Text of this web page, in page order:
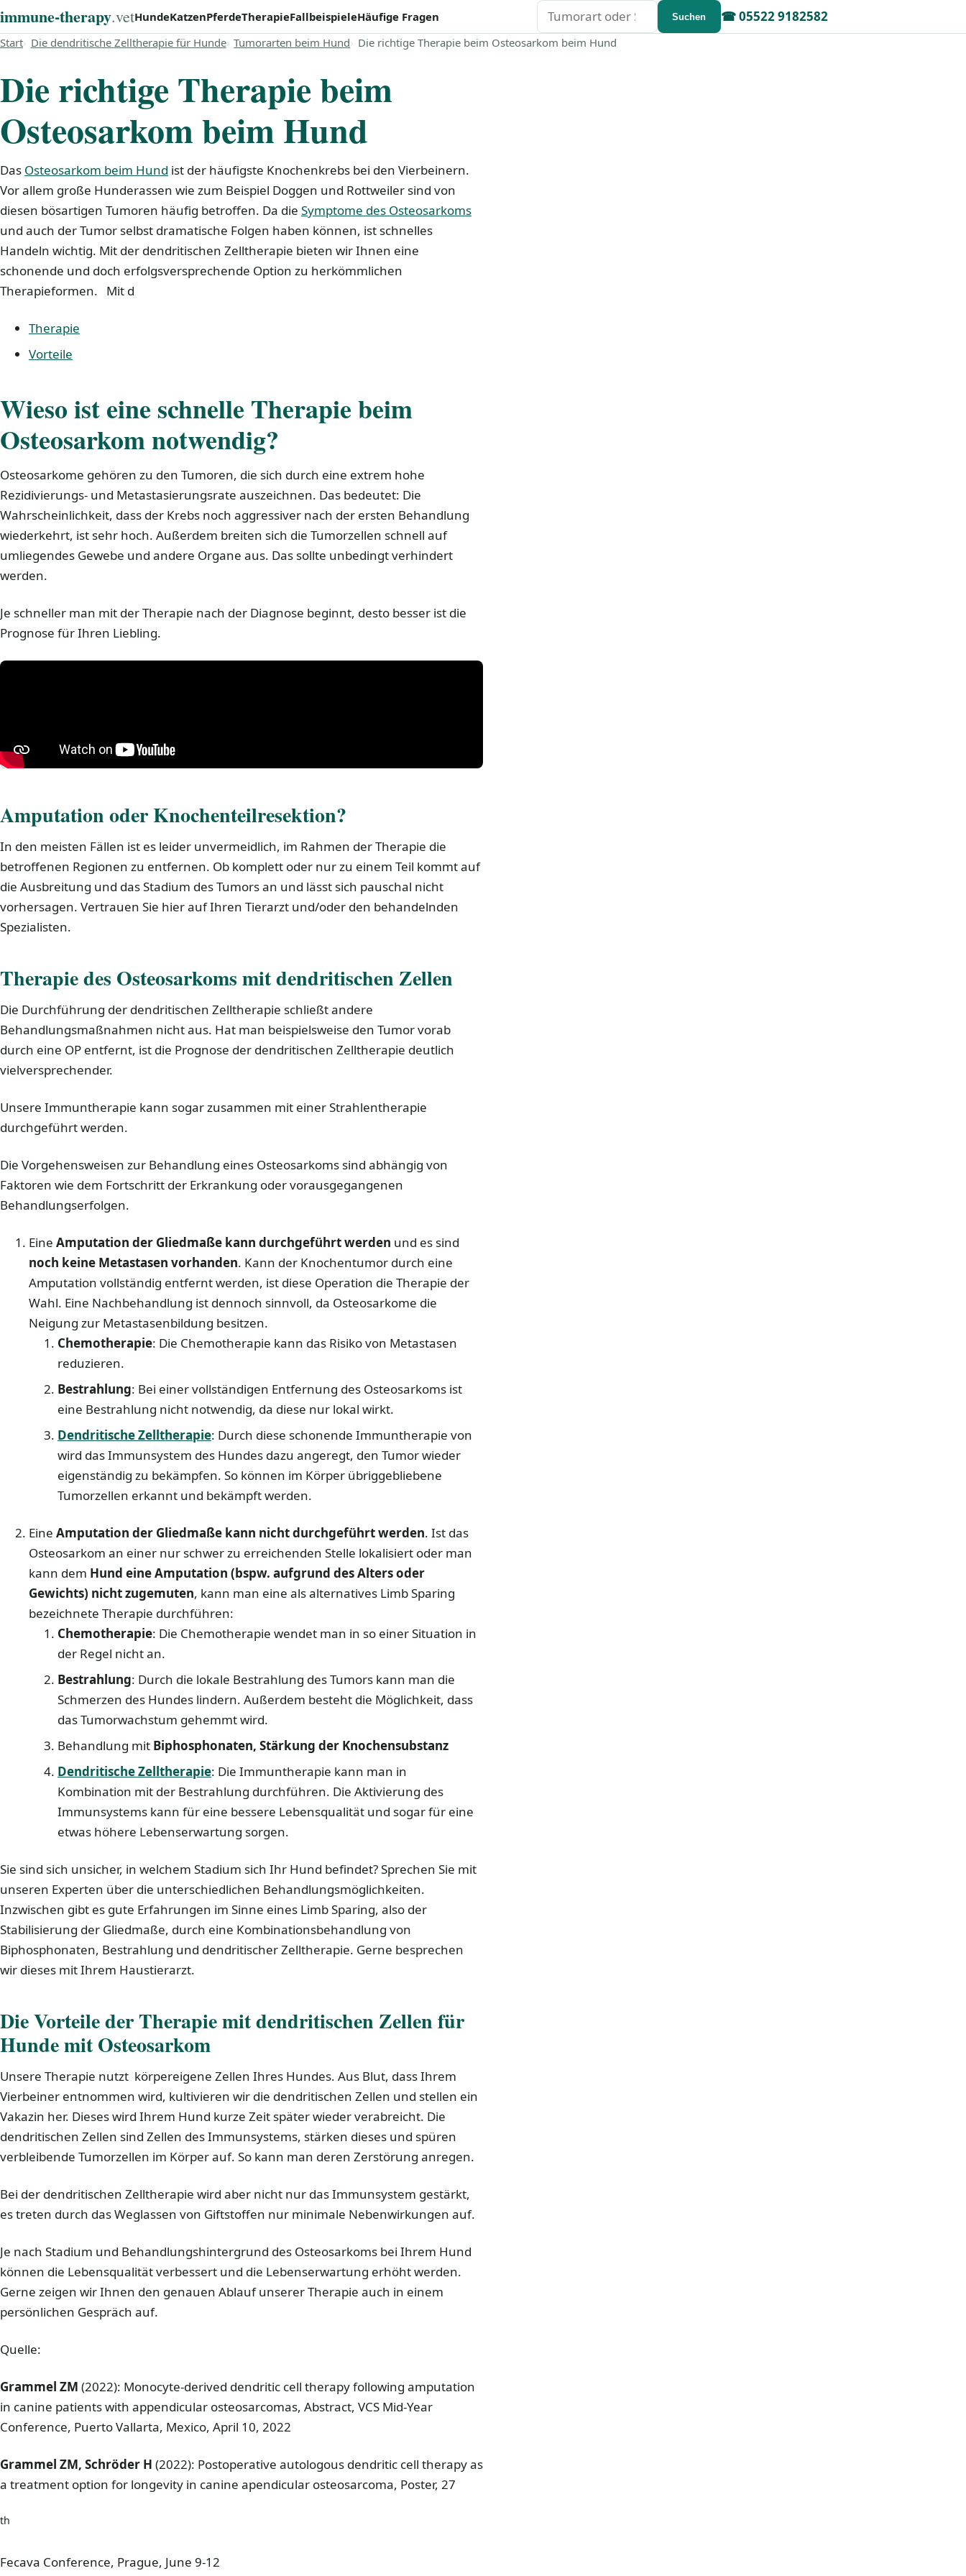
immune‑therapy.vet ☎05522 9182582
HundeKatzenPferdeTherapieFallbeispieleHäufige Fragen Suchen Suchen
Start Die dendritische Zelltherapie für Hunde Tumorarten beim Hund Die richtige Therapie beim Osteosarkom beim Hund
Die richtige Therapie beim
Osteosarkom beim Hund
Das Osteosarkom beim Hund ist der häufigste Knochenkrebs bei den Vierbeinern.
Vor allem große Hunderassen wie zum Beispiel Doggen und Rottweiler sind von
diesen bösartigen Tumoren häufig betroffen. Da die Symptome des Osteosarkoms
und auch der Tumor selbst dramatische Folgen haben können, ist schnelles
Handeln wichtig. Mit der dendritischen Zelltherapie bieten wir Ihnen eine
schonende und doch erfolgsversprechende Option zu herkömmlichen
Therapieformen. Mit d
Therapie
Vorteile
Wieso ist eine schnelle Therapie beim
Osteosarkom notwendig?
Osteosarkome gehören zu den Tumoren, die sich durch eine extrem hohe
Rezidivierungs- und Metastasierungsrate auszeichnen. Das bedeutet: Die
Wahrscheinlichkeit, dass der Krebs noch aggressiver nach der ersten Behandlung
wiederkehrt, ist sehr hoch. Außerdem breiten sich die Tumorzellen schnell auf
umliegendes Gewebe und andere Organe aus. Das sollte unbedingt verhindert
werden.
Je schneller man mit der Therapie nach der Diagnose beginnt, desto besser ist die
Prognose für Ihren Liebling.
Amputation oder Knochenteilresektion?
In den meisten Fällen ist es leider unvermeidlich, im Rahmen der Therapie die
betroffenen Regionen zu entfernen. Ob komplett oder nur zu einem Teil kommt auf
die Ausbreitung und das Stadium des Tumors an und lässt sich pauschal nicht
vorhersagen. Vertrauen Sie hier auf Ihren Tierarzt und/oder den behandelnden
Spezialisten.
Therapie des Osteosarkoms mit dendritischen Zellen
Die Durchführung der dendritischen Zelltherapie schließt andere
Behandlungsmaßnahmen nicht aus. Hat man beispielsweise den Tumor vorab
durch eine OP entfernt, ist die Prognose der dendritischen Zelltherapie deutlich
vielversprechender.
Unsere Immuntherapie kann sogar zusammen mit einer Strahlentherapie
durchgeführt werden.
Die Vorgehensweisen zur Behandlung eines Osteosarkoms sind abhängig von
Faktoren wie dem Fortschritt der Erkrankung oder vorausgegangenen
Behandlungserfolgen.
Eine Amputation der Gliedmaße kann durchgeführt werden und es sind
noch keine Metastasen vorhanden. Kann der Knochentumor durch eine
Amputation vollständig entfernt werden, ist diese Operation die Therapie der
Wahl. Eine Nachbehandlung ist dennoch sinnvoll, da Osteosarkome die
Neigung zur Metastasenbildung besitzen.
Chemotherapie: Die Chemotherapie kann das Risiko von Metastasen
reduzieren.
Bestrahlung: Bei einer vollständigen Entfernung des Osteosarkoms ist
eine Bestrahlung nicht notwendig, da diese nur lokal wirkt.
Dendritische Zelltherapie: Durch diese schonende Immuntherapie von
wird das Immunsystem des Hundes dazu angeregt, den Tumor wieder
eigenständig zu bekämpfen. So können im Körper übriggebliebene
Tumorzellen erkannt und bekämpft werden.
Eine Amputation der Gliedmaße kann nicht durchgeführt werden. Ist das
Osteosarkom an einer nur schwer zu erreichenden Stelle lokalisiert oder man
kann dem Hund eine Amputation (bspw. aufgrund des Alters oder
Gewichts) nicht zugemuten, kann man eine als alternatives Limb Sparing
bezeichnete Therapie durchführen:
Chemotherapie: Die Chemotherapie wendet man in so einer Situation in
der Regel nicht an.
Bestrahlung: Durch die lokale Bestrahlung des Tumors kann man die
Schmerzen des Hundes lindern. Außerdem besteht die Möglichkeit, dass
das Tumorwachstum gehemmt wird.
Behandlung mit Biphosphonaten, Stärkung der Knochensubstanz
Dendritische Zelltherapie: Die Immuntherapie kann man in
Kombination mit der Bestrahlung durchführen. Die Aktivierung des
Immunsystems kann für eine bessere Lebensqualität und sogar für eine
etwas höhere Lebenserwartung sorgen.
Sie sind sich unsicher, in welchem Stadium sich Ihr Hund befindet? Sprechen Sie mit
unseren Experten über die unterschiedlichen Behandlungsmöglichkeiten.
Inzwischen gibt es gute Erfahrungen im Sinne eines Limb Sparing, also der
Stabilisierung der Gliedmaße, durch eine Kombinationsbehandlung von
Biphosphonaten, Bestrahlung und dendritischer Zelltherapie. Gerne besprechen
wir dieses mit Ihrem Haustierarzt.
Die Vorteile der Therapie mit dendritischen Zellen für
Hunde mit Osteosarkom
Unsere Therapie nutzt körpereigene Zellen Ihres Hundes. Aus Blut, dass Ihrem
Vierbeiner entnommen wird, kultivieren wir die dendritischen Zellen und stellen ein
Vakazin her. Dieses wird Ihrem Hund kurze Zeit später wieder verabreicht. Die
dendritischen Zellen sind Zellen des Immunsystems, stärken dieses und spüren
verbleibende Tumorzellen im Körper auf. So kann man deren Zerstörung anregen.
Bei der dendritischen Zelltherapie wird aber nicht nur das Immunsystem gestärkt,
es treten durch das Weglassen von Giftstoffen nur minimale Nebenwirkungen auf.
Je nach Stadium und Behandlungshintergrund des Osteosarkoms bei Ihrem Hund
können die Lebensqualität verbessert und die Lebenserwartung erhöht werden.
Gerne zeigen wir Ihnen den genauen Ablauf unserer Therapie auch in einem
persönlichen Gespräch auf.
Quelle:
Grammel ZM (2022): Monocyte-derived dendritic cell therapy following amputation
in canine patients with appendicular osteosarcomas, Abstract, VCS Mid-Year
Conference, Puerto Vallarta, Mexico, April 10, 2022
Grammel ZM, Schröder H (2022): Postoperative autologous dendritic cell therapy as
a treatment option for longevity in canine apendicular osteosarcoma, Poster, 27
th
Fecava Conference, Prague, June 9-12